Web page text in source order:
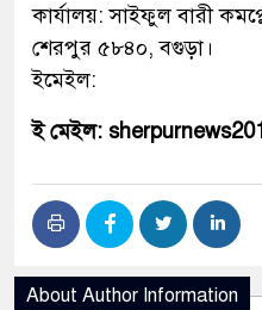
কার্যালয়: সাইফুল বারী
শেরপুর ৫৮৪০, বগুড়া।
ইমেইল:
ই মেইল:
About Author Information